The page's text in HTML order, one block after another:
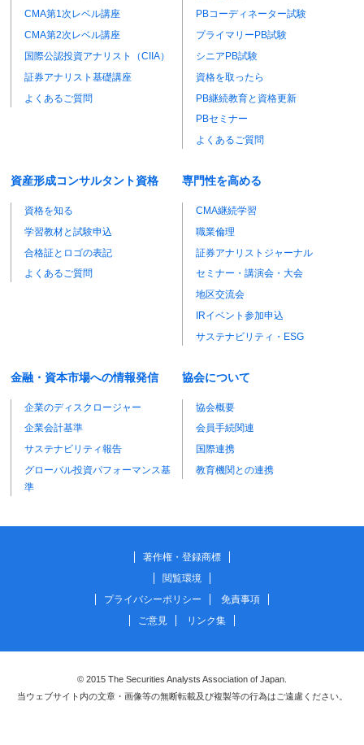
CMA第1次レベル講座
CMA第2次レベル講座
国際公認投資アナリスト（CIIA）
証券アナリスト基礎講座
よくあるご質問
PBコーディネーター試験
プライマリーPB試験
シニアPB試験
資格を取ったら
PB継続教育と資格更新
PBセミナー
よくあるご質問
資産形成コンサルタント資格
資格を知る
学習教材と試験申込
合格証とロゴの表記
よくあるご質問
専門性を高める
CMA継続学習
職業倫理
証券アナリストジャーナル
セミナー・講演会・大会
地区交流会
IRイベント参加申込
サステナビリティ・ESG
金融・資本市場への情報発信
企業のディスクロージャー
企業会計基準
サステナビリティ報告
グローバル投資パフォーマンス基
準
協会について
協会概要
会員手続関連
国際連携
教育機関との連携
著作権・登録商標
閲覧環境
プライバシーポリシー
免責事項
ご意見
リンク集
© 2015 The Securities Analysts Association of Japan.
当ウェブサイト内の文章・画像等の無断転載及び複製等の行為はご遠慮ください。